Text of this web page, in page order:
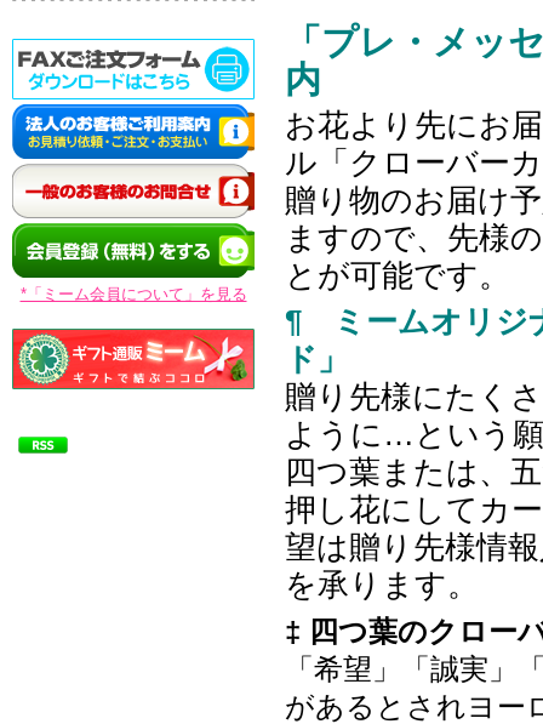
*「ミーム会員について」を見る
「プレ・メッ
内
お花より先にお
ル「クローバー
贈り物のお届け
ますので、先様
とが可能です。
¶ ミームオリジ
ド」
贈り先様にたく
ように…という
四つ葉または、
押し花にしてカ
望は贈り先様情
を承ります。
‡ 四つ葉のクロー
「希望」「誠実」
があるとされヨー